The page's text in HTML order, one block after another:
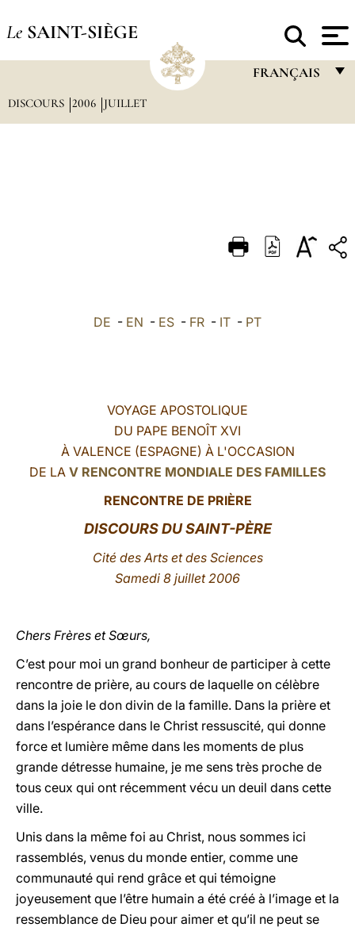
Le SAINT-SIÈGE
FRANÇAIS
DEUTSCH
العربيّة
DISCOURS 2006 JUILLET
DE - EN - ES - FR - IT - PT
VOYAGE APOSTOLIQUE
DU PAPE BENOÎT XVI
À VALENCE (ESPAGNE) À L'OCCASION
DE LA V RENCONTRE MONDIALE DES FAMILLES
RENCONTRE DE PRIÈRE
DISCOURS DU SAINT-PÈRE
Cité des Arts et des Sciences
Samedi 8 juillet 2006
Chers Frères et Sœurs,
C’est pour moi un grand bonheur de participer à cette
rencontre de prière, au cours de laquelle on célèbre
dans la joie le don divin de la famille. Dans la prière et
dans l’espérance dans le Christ ressuscité, qui donne
force et lumière même dans les moments de plus
grande détresse humaine, je me sens très proche de
tous ceux qui ont récemment vécu un deuil dans cette
ville.
Unis dans la même foi au Christ, nous sommes ici
rassemblés, venus du monde entier, comme une
communauté qui rend grâce et qui témoigne
joyeusement que l’être humain a été créé à l’image et la
ressemblance de Dieu pour aimer et qu’il ne peut se